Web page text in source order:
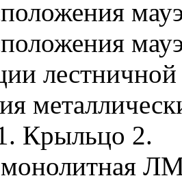
лестничной
Крыльцо 2.